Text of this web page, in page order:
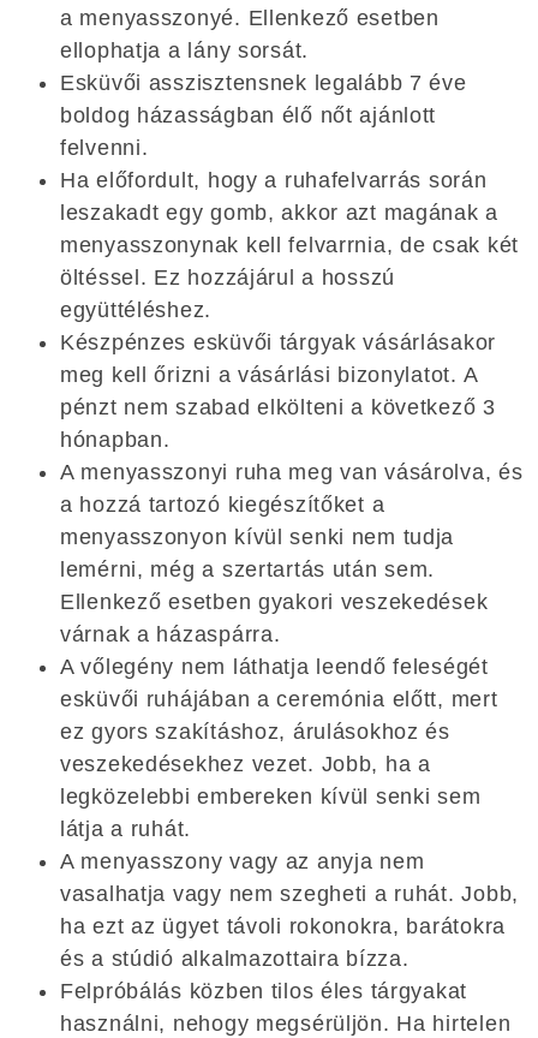
a menyasszonyé. Ellenkező esetben
ellophatja a lány sorsát.
Esküvői asszisztensnek legalább 7 éve
boldog házasságban élő nőt ajánlott
felvenni.
Ha előfordult, hogy a ruhafelvarrás során
leszakadt egy gomb, akkor azt magának a
menyasszonynak kell felvarrnia, de csak két
öltéssel. Ez hozzájárul a hosszú
együttéléshez.
Készpénzes esküvői tárgyak vásárlásakor
meg kell őrizni a vásárlási bizonylatot. A
pénzt nem szabad elkölteni a következő 3
hónapban.
A menyasszonyi ruha meg van vásárolva, és
a hozzá tartozó kiegészítőket a
menyasszonyon kívül senki nem tudja
lemérni, még a szertartás után sem.
Ellenkező esetben gyakori veszekedések
várnak a házaspárra.
A vőlegény nem láthatja leendő feleségét
esküvői ruhájában a ceremónia előtt, mert
ez gyors szakításhoz, árulásokhoz és
veszekedésekhez vezet. Jobb, ha a
legközelebbi embereken kívül senki sem
látja a ruhát.
A menyasszony vagy az anyja nem
vasalhatja vagy nem szegheti a ruhát. Jobb,
ha ezt az ügyet távoli rokonokra, barátokra
és a stúdió alkalmazottaira bízza.
Felpróbálás közben tilos éles tárgyakat
használni, nehogy megsérüljön. Ha hirtelen